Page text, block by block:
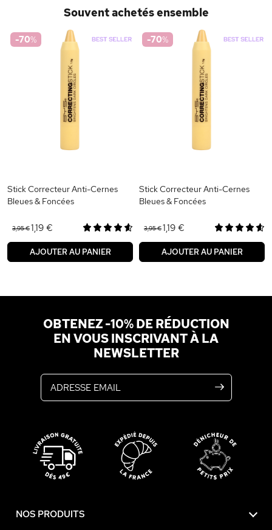
Souvent achetés ensemble
-70%
Stick Correcteur Anti-Cernes
Bleues & Foncées
3,95 €1,19 €
AJOUTER AU PANIER
-70%
Stick Correcteur Anti-Cernes
Bleues & Foncées
3,95 €1,19 €
AJOUTER AU PANIER
OBTENEZ -10% DE RÉDUCTION
EN VOUS INSCRIVANT À LA
NEWSLETTER
NOS PRODUITS